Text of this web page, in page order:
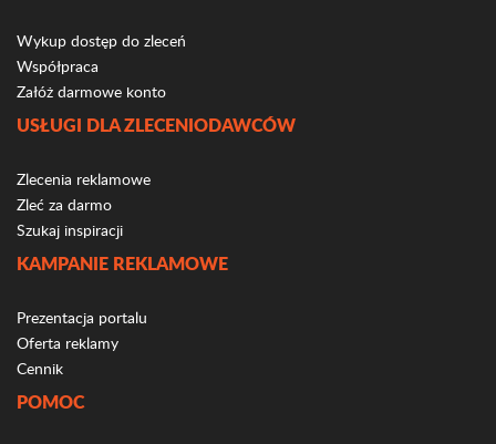
Wykup dostęp do zleceń
Współpraca
Załóż darmowe konto
USŁUGI DLA ZLECENIODAWCÓW
Zlecenia reklamowe
Zleć za darmo
Szukaj inspiracji
KAMPANIE REKLAMOWE
Prezentacja portalu
Oferta reklamy
Cennik
POMOC